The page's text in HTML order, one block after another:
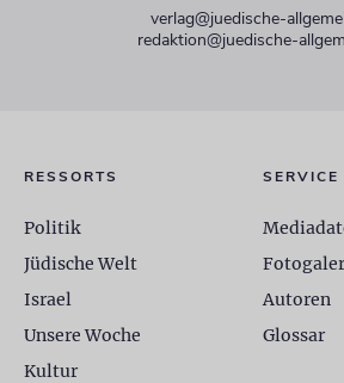
verlag@juedische-
redaktion@juedische-
RESSORTS
Politik
Jüdische Welt
Israel
Unsere Woche
Kultur
SERVICE
Autoren
Glossar